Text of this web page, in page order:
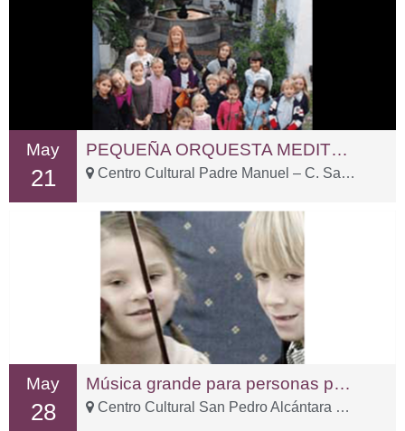
May
21
PEQUEÑA ORQUESTA MEDITERRÁNEA
Centro Cultural Padre Manuel – C. San Fernando, 2
May
28
Música grande para personas pequeñas
Centro Cultural San Pedro Alcántara – C. Sp Tolox, 3